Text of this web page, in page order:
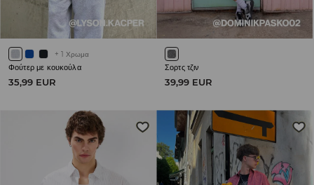
+ 1 Χρωμα
Φούτερ με κουκούλα
35,99 EUR
Σορτς τζιν
39,99 EUR